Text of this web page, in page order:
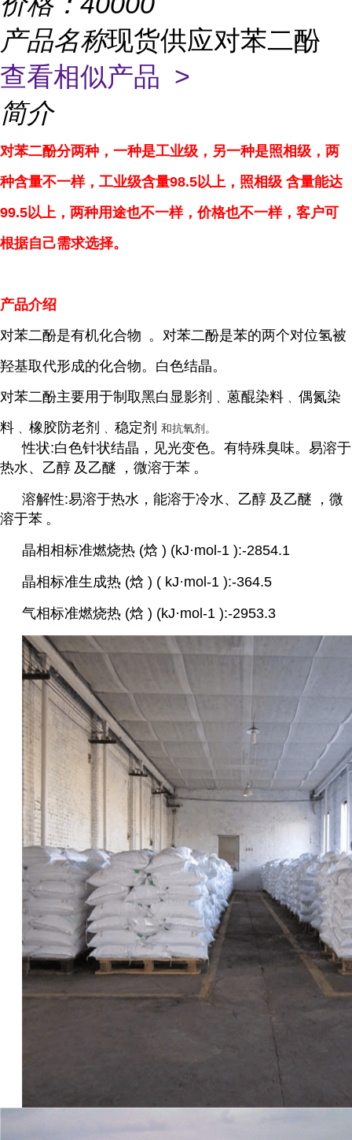
产品名称现货供应对苯二酚
查看相似产品 >
简介
对苯二酚分两种，一种是工业级，另一种是照相级，两
种含量不一样，工业级含量98.5以上，照相级 含量能达
99.5以上，两种用途也不一样，价格也不一样，客户可
根据自己需求选择。
产品介绍
对苯二酚是有机化合物 。对苯二酚是苯的两个对位氢被
羟基取代形成的化合物。白色结晶。
对苯二酚主要用于制取黑白 显影剂 蒽醌染料
偶氮染
料
橡胶防老剂 稳定剂 和抗氧剂。
性状:白色针状结晶，见光变色。有特殊臭味。易溶于
热水、 乙醇 及 乙醚 ，微溶于苯 。
溶解性:易溶于热水，能溶于冷水、 乙醇 及 乙醚
，微
溶于苯 。
晶相相标准燃烧热 (焓 ) (kJ·mol-1 ):-2854.1
晶相标准生成热 (焓 ) ( kJ·mol-1 ):-364.5
气相标准燃烧热 (焓 ) (kJ·mol-1 ):-2953.3